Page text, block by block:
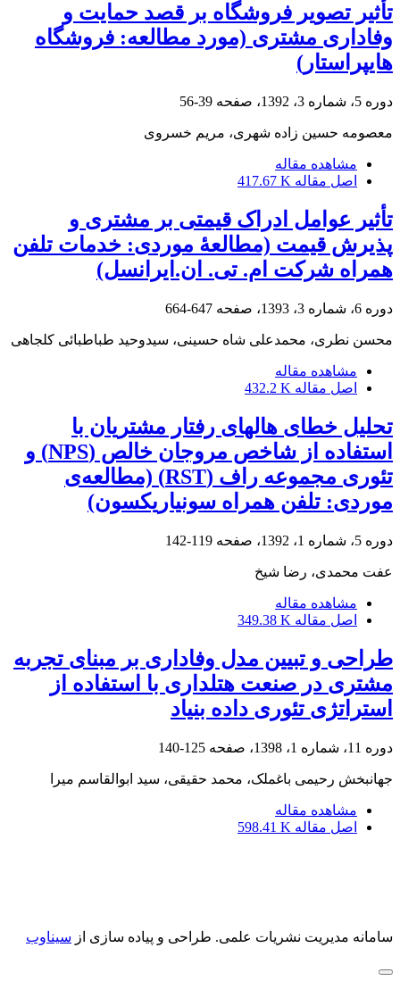
تأثیر تصویر فروشگاه بر قصد حمایت و
وفاداری مشتری (مورد مطالعه: فروشگاه
هایپراستار)
دوره 5، شماره 3، 1392، صفحه 39-56
معصومه حسین زاده شهری، مریم خسروی
مشاهده مقاله
اصل مقاله 417.67 K
تأثیر عوامل ادراک قیمتی بر مشتری و
پذیرش قیمت (مطالعۀ موردی: خدمات تلفن
همراه شرکت ام. تی. ان.ایرانسل)
دوره 6، شماره 3، 1393، صفحه 647-664
محسن نطری، محمدعلی شاه حسینی، سیدوحید طباطبائی کلجاهی
مشاهده مقاله
اصل مقاله 432.2 K
تحلیل خطای هاله‏ای رفتار مشتریان با
استفاده از شاخص مروجان خالص (NPS) و
تئوری مجموعه راف (RST) (مطالعه‌ی
موردی: تلفن همراه سونی‏اریکسون)
دوره 5، شماره 1، 1392، صفحه 119-142
عفت محمدی، رضا شیخ
مشاهده مقاله
اصل مقاله 349.38 K
طراحی و تبیین مدل وفاداری بر مبنای تجربه
مشتری در صنعت هتلداری با استفاده از
استراتژی تئوری داده بنیاد
دوره 11، شماره 1، 1398، صفحه 125-140
جهانبخش رحیمی باغملک، محمد حقیقی، سید ابوالقاسم میرا
مشاهده مقاله
اصل مقاله 598.41 K
سامانه مدیریت نشریات علمی. طراحی و پیاده سازی از سیناوب